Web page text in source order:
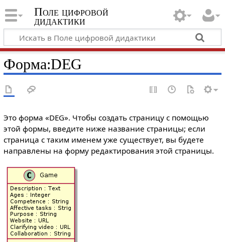
Поле цифровой
дидактики
Форма:DEG
Это форма «DEG». Чтобы создать страницу с помощью
этой формы, введите ниже название страницы; если
страница с таким именем уже существует, вы будете
направлены на форму редактирования этой страницы.